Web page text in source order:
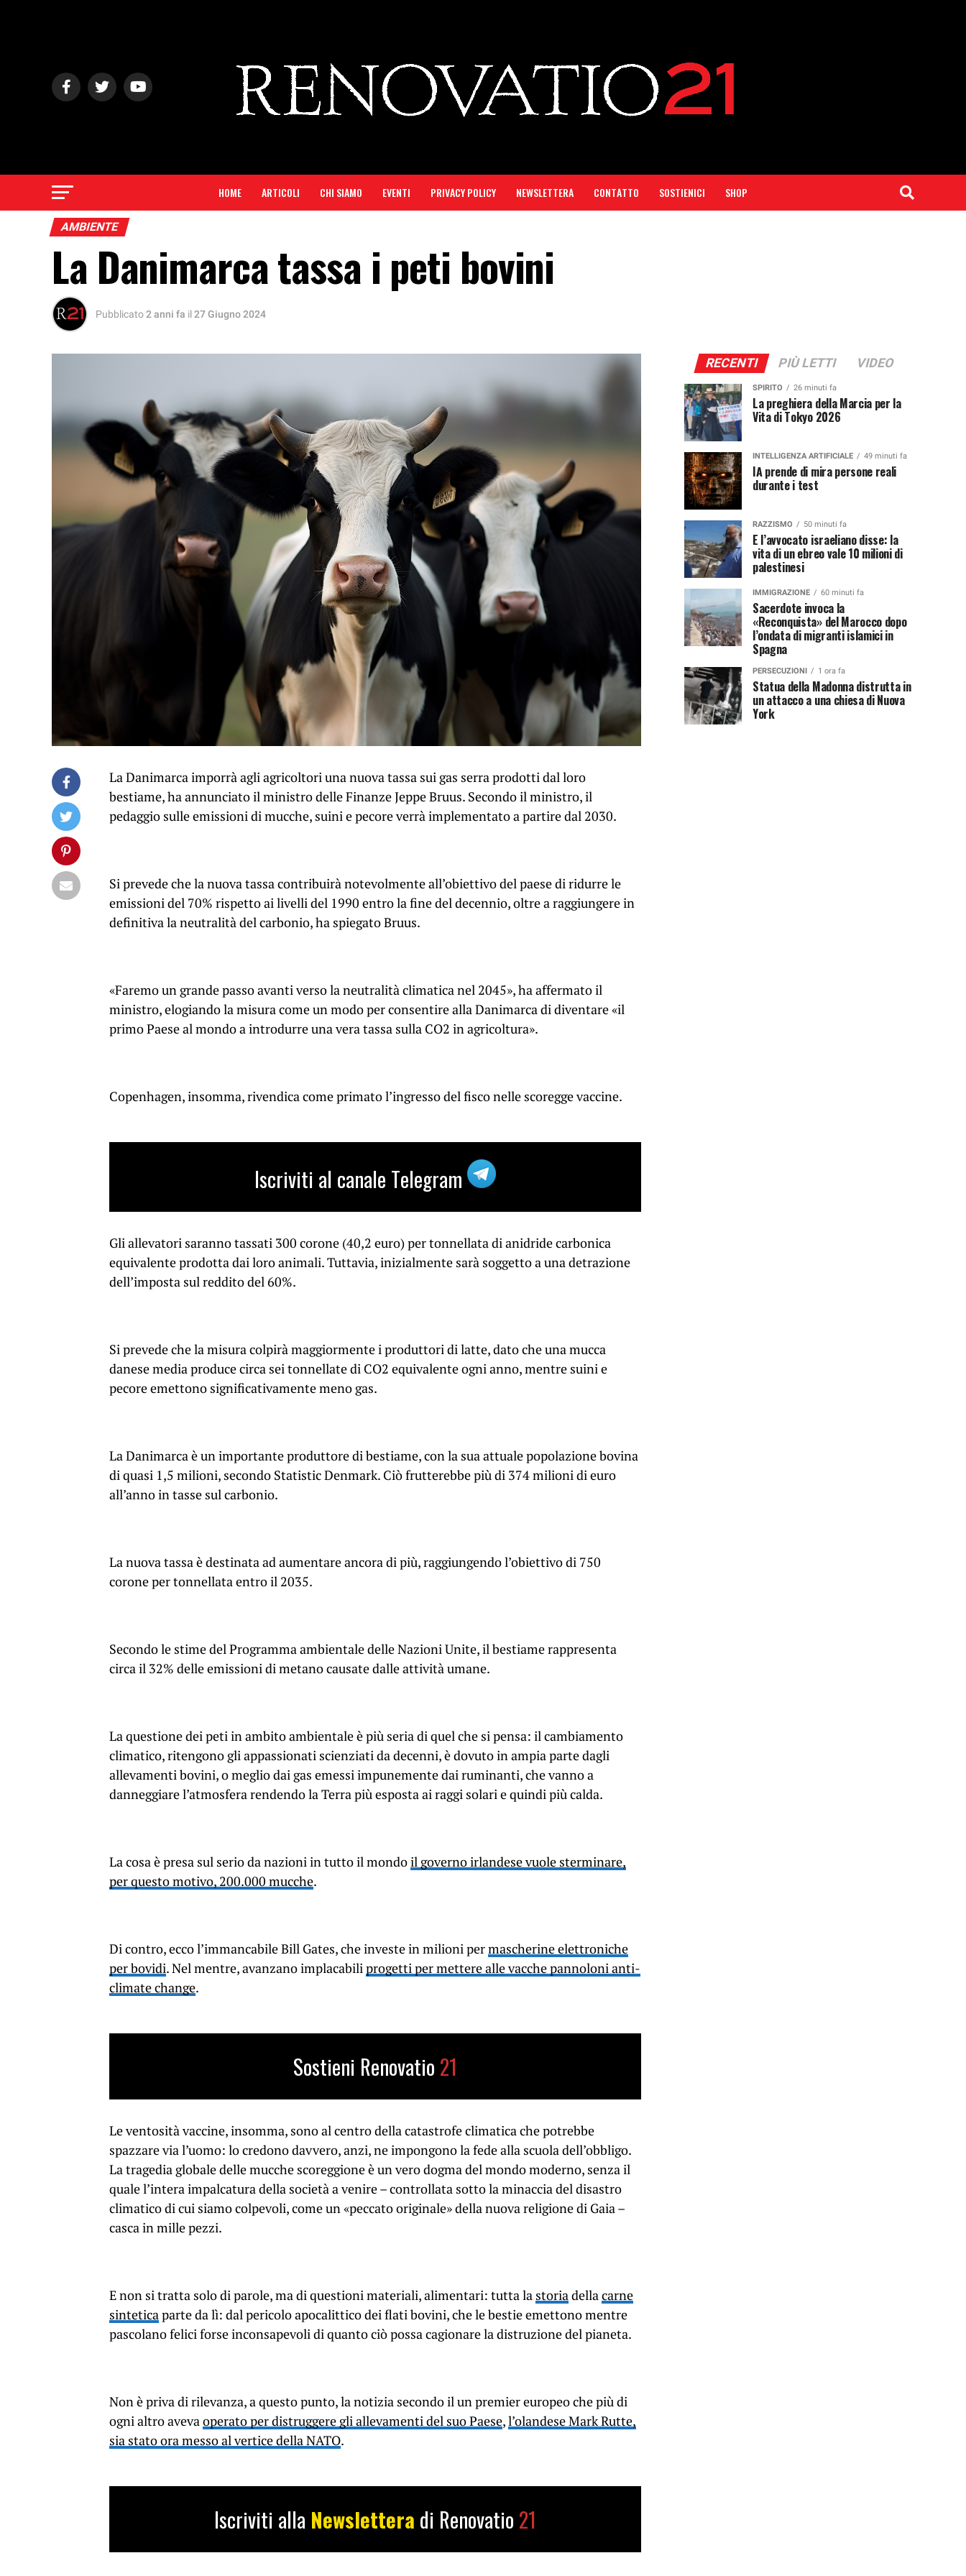
HOME ARTICOLI CHI SIAMO EVENTI PRIVACY POLICY NEWSLETTERA CONTATTO SOSTIENICI SHOP
AMBIENTE
La Danimarca tassa i peti bovini
Pubblicato2 anni fa il27 Giugno 2024
La Danimarca imporrà agli agricoltori una nuova tassa sui gas serra prodotti dal loro
bestiame, ha annunciato il ministro delle Finanze Jeppe Bruus. Secondo il ministro, il
pedaggio sulle emissioni di mucche, suini e pecore verrà implementato a partire dal 2030.
Si prevede che la nuova tassa contribuirà notevolmente all’obiettivo del paese di ridurre le
emissioni del 70% rispetto ai livelli del 1990 entro la fine del decennio, oltre a raggiungere in
definitiva la neutralità del carbonio, ha spiegato Bruus.
«Faremo un grande passo avanti verso la neutralità climatica nel 2045», ha affermato il
ministro, elogiando la misura come un modo per consentire alla Danimarca di diventare «il
primo Paese al mondo a introdurre una vera tassa sulla CO2 in agricoltura».
Copenhagen, insomma, rivendica come primato l’ingresso del fisco nelle scoregge vaccine.
Iscriviti al canale Telegram
Gli allevatori saranno tassati 300 corone (40,2 euro) per tonnellata di anidride carbonica
equivalente prodotta dai loro animali. Tuttavia, inizialmente sarà soggetto a una detrazione
dell’imposta sul reddito del 60%.
Si prevede che la misura colpirà maggiormente i produttori di latte, dato che una mucca
danese media produce circa sei tonnellate di CO2 equivalente ogni anno, mentre suini e
pecore emettono significativamente meno gas.
La Danimarca è un importante produttore di bestiame, con la sua attuale popolazione bovina
di quasi 1,5 milioni, secondo Statistic Denmark. Ciò frutterebbe più di 374 milioni di euro
all’anno in tasse sul carbonio.
La nuova tassa è destinata ad aumentare ancora di più, raggiungendo l’obiettivo di 750
corone per tonnellata entro il 2035.
Secondo le stime del Programma ambientale delle Nazioni Unite, il bestiame rappresenta
circa il 32% delle emissioni di metano causate dalle attività umane.
La questione dei peti in ambito ambientale è più seria di quel che si pensa: il cambiamento
climatico, ritengono gli appassionati scienziati da decenni, è dovuto in ampia parte dagli
allevamenti bovini, o meglio dai gas emessi impunemente dai ruminanti, che vanno a
danneggiare l’atmosfera rendendo la Terra più esposta ai raggi solari e quindi più calda.
La cosa è presa sul serio da nazioni in tutto il mondoil governo irlandese vuole sterminare,
per questo motivo, 200.000 mucche.
Di contro, ecco l’immancabile Bill Gates, che investe in milioni permascherine elettroniche
per bovidi. Nel mentre, avanzano implacabiliprogetti per mettere alle vacche pannoloni anti-
climate change.
Sostieni Renovatio 21
Le ventosità vaccine, insomma, sono al centro della catastrofe climatica che potrebbe
spazzare via l’uomo: lo credono davvero, anzi, ne impongono la fede alla scuola dell’obbligo.
La tragedia globale delle mucche scoreggione è un vero dogma del mondo moderno, senza il
quale l’intera impalcatura della società a venire – controllata sotto la minaccia del disastro
climatico di cui siamo colpevoli, come un «peccato originale» della nuova religione di Gaia –
casca in mille pezzi.
E non si tratta solo di parole, ma di questioni materiali, alimentari: tutta la storiadellacarne
sinteticaparte da lì: dal pericolo apocalittico dei flati bovini, che le bestie emettono mentre
pascolano felici forse inconsapevoli di quanto ciò possa cagionare la distruzione del pianeta.
Non è priva di rilevanza, a questo punto, la notizia secondo il un premier europeo che più di
ogni altro avevaoperato per distruggere gli allevamenti del suo Paese,l’olandese Mark Rutte,
sia stato ora messo al vertice della NATO.
Iscriviti alla Newslettera di Renovatio 21
RECENTI PIÙ LETTI VIDEO
SPIRITO 26 minuti fa
La preghiera della Marcia per la
Vita di Tokyo 2026
INTELLIGENZA ARTIFICIALE 49 minuti fa
IA prende di mira persone reali
durante i test
RAZZISMO 50 minuti fa
E l’avvocato israeliano disse: la
vita di un ebreo vale 10 milioni di
palestinesi
IMMIGRAZIONE 60 minuti fa
Sacerdote invoca la
«Reconquista» del Marocco dopo
l’ondata di migranti islamici in
Spagna
PERSECUZIONI 1 ora fa
Statua della Madonna distrutta in
un attacco a una chiesa di Nuova
York